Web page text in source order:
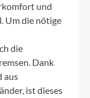
und
Um die nötige
die
Dank
aus
ist dieses